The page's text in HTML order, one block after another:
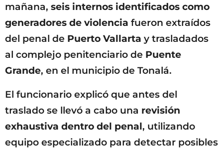
mañana, seis internos identificados como
generadores de violencia fueron extraídos
del penal de Puerto Vallarta y trasladados
al complejo penitenciario de Puente
Grande, en el municipio de Tonalá.
El funcionario explicó que antes del
traslado se llevó a cabo una revisión
exhaustiva dentro del penal, utilizando
equipo especializado para detectar posibles